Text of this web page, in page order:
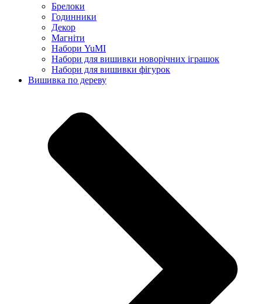
Брелоки
Годинники
Декор
Магніти
Набори YuMI
Набори для вишивки новорічних іграшок
Набори для вишивки фігурок
Вишивка по дереву